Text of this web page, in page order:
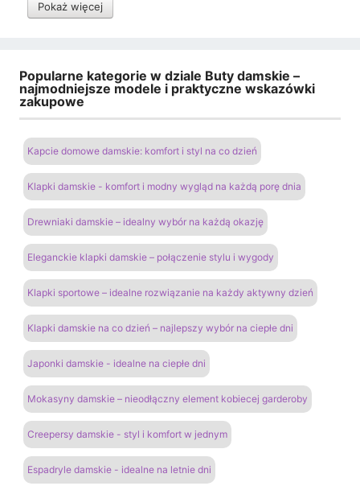
Pokaż więcej
Popularne kategorie w dziale Buty damskie –
najmodniejsze modele i praktyczne wskazówki
zakupowe
Kapcie domowe damskie: komfort i styl na co dzień
Klapki damskie - komfort i modny wygląd na każdą porę dnia
Drewniaki damskie – idealny wybór na każdą okazję
Eleganckie klapki damskie – połączenie stylu i wygody
Klapki sportowe – idealne rozwiązanie na każdy aktywny dzień
Klapki damskie na co dzień – najlepszy wybór na ciepłe dni
Japonki damskie - idealne na ciepłe dni
Mokasyny damskie – nieodłączny element kobiecej garderoby
Creepersy damskie - styl i komfort w jednym
Espadryle damskie - idealne na letnie dni